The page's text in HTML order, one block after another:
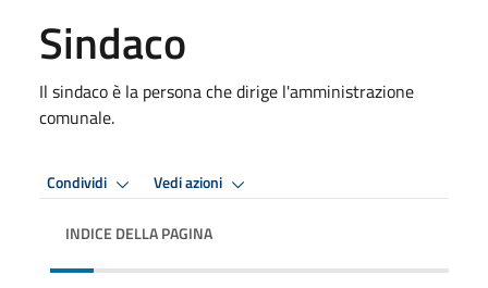
Sindaco
Il sindaco è la persona che dirige l'amministrazione
comunale.
Condividi Vedi azioni
INDICE DELLA PAGINA